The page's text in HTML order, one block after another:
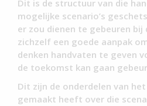
Dit is de structuur van die
mogelijke scenario’s
er zou dienen te gebeuren bij
zichzelf een goede aanpak
denken handvaten te geven
de toekomst kan gaan
Dit zijn de onderdelen van
gemaakt heeft over die